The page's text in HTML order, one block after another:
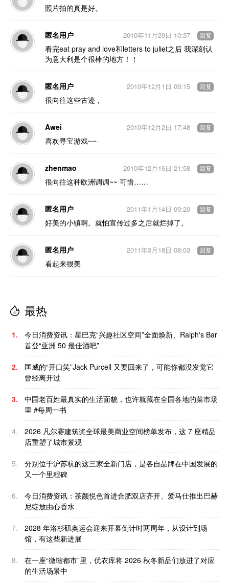
照片拍的真是好。
匿名用户
看完eat pray and love和letters to juliet之后 我深刻认
为意大利是个很棒的地方！！
2010年11月29日 10:37 回复
匿名用户
很向往这些古迹，
2010年12月1日 09:15 回复
Awei
喜欢寻宝游戏~~·
2010年12月2日 17:48 回复
zhenmao
很向往这种欧洲调调~~ 可惜……
2010年12月16日 21:58 回复
匿名用户
好美的小镇啊。就怕宣传过多之后就烂掉了。
2011年1月14日 09:20 回复
匿名用户
看起来很美
2011年3月18日 08:03 回复
最热
1.
今日消费资讯：星巴克“兴趣社区空间”全面焕新、Ralph's Bar
首登“亚洲 50 最佳酒吧”
2.
匡威的“开口笑”Jack Purcell 又要回来了，可能你都没发觉它
曾经离开过
3.
中国老百姓最真实的生活面貌，也许就藏在全国各地的菜市场
里 #每周一书
4.
2026 凡尔赛建筑奖全球最美商业空间榜单发布，这 7 座精品
店重塑了城市景观
5.
分别位于沪苏杭的这三家全新门店，是各自品牌在中国发展的
又一个里程碑
6.
今日消费资讯：茶颜悦色首进合肥双店齐开、爱马仕推出巴赫
尼绽放由心香水
7.
2028 年洛杉矶奥运会迎来开幕倒计时两周年，从设计到场
馆，有这些新进展
8.
在一座“微缩都市”里，优衣库将 2026 秋冬新品们放进了对应
的生活场景中